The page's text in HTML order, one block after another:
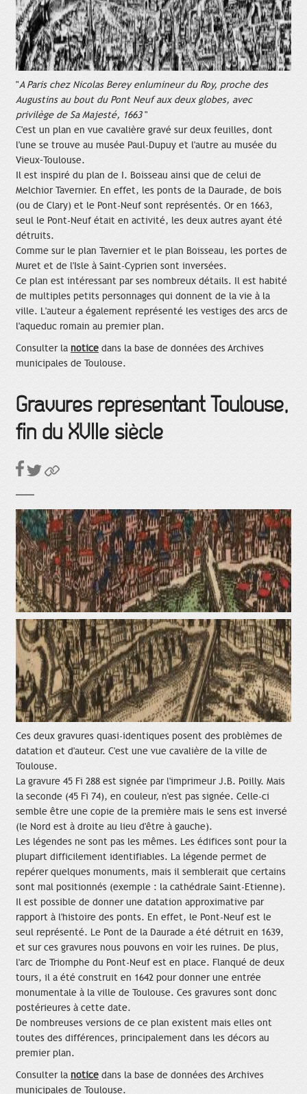
"A Paris chez Nicolas Berey enlumineur du Roy, proche des
Augustins au bout du Pont Neuf aux deux globes, avec
privilège de Sa Majesté, 1663"
C'est un plan en vue cavalière gravé sur deux feuilles, dont
l'une se trouve au musée Paul-Dupuy et l'autre au musée du
Vieux–Toulouse.
Il est inspiré du plan de I. Boisseau ainsi que de celui de
Melchior Tavernier. En effet, les ponts de la Daurade, de bois
(ou de Clary) et le Pont-Neuf sont représentés. Or en 1663,
seul le Pont-Neuf était en activité, les deux autres ayant été
détruits.
Comme sur le plan Tavernier et le plan Boisseau, les portes de
Muret et de l'Isle à Saint-Cyprien sont inversées.
Ce plan est intéressant par ses nombreux détails. Il est habité
de multiples petits personnages qui donnent de la vie à la
ville. L'auteur a également représenté les vestiges des arcs de
l'aqueduc romain au premier plan.
Consulter la notice dans la base de données des Archives
municipales de Toulouse.
Gravures représentant Toulouse,
fin du XVIIe siècle
Ces deux gravures quasi-identiques posent des problèmes de
datation et d'auteur. C'est une vue cavalière de la ville de
Toulouse.
La gravure 45 Fi 288 est signée par l'imprimeur J.B. Poilly. Mais
la seconde (45 Fi 74), en couleur, n'est pas signée. Celle-ci
semble être une copie de la première mais le sens est inversé
(le Nord est à droite au lieu d'être à gauche).
Les légendes ne sont pas les mêmes. Les édifices sont pour la
plupart difficilement identifiables. La légende permet de
repérer quelques monuments, mais il semblerait que certains
sont mal positionnés (exemple : la cathédrale Saint-Etienne).
Il est possible de donner une datation approximative par
rapport à l'histoire des ponts. En effet, le Pont-Neuf est le
seul représenté. Le Pont de la Daurade a été détruit en 1639,
et sur ces gravures nous pouvons en voir les ruines. De plus,
l'arc de Triomphe du Pont-Neuf est en place. Flanqué de deux
tours, il a été construit en 1642 pour donner une entrée
monumentale à la ville de Toulouse. Ces gravures sont donc
postérieures à cette date.
De nombreuses versions de ce plan existent mais elles ont
toutes des différences, principalement dans les décors au
premier plan.
Consulter la notice dans la base de données des Archives
municipales de Toulouse.